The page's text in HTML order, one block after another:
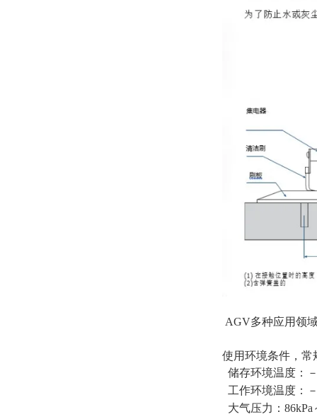
AGV多种应用领
使用环境条件，常
储存环境温度：
工作环境温度：
大气压力：86kPa